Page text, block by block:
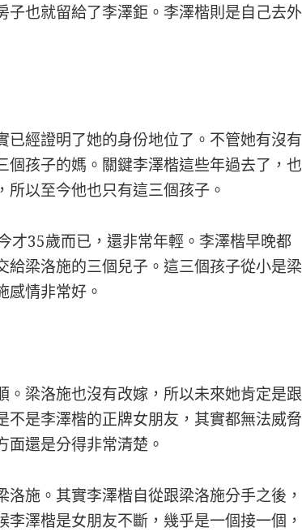
子也就留給了李澤鉅。李澤楷則是自己去外
已經證明了她的身份地位了。不管她有沒有
個孩子的媽。關鍵李澤楷這些年過去了，也
以至今他也只有這三個孩子。
才35歲而已，還非常年輕。李澤楷早晚都
給梁洛施的三個兒子。這三個孩子從小是梁
感情非常好。
。梁洛施也沒有改嫁，所以未來她肯定是跟
不是李澤楷的正牌女朋友，其實都無法威脅
面還是分得非常清楚。
施。其實李澤楷自從跟梁洛施分手之後，
澤楷是女朋友不斷，幾乎是一個接一個，